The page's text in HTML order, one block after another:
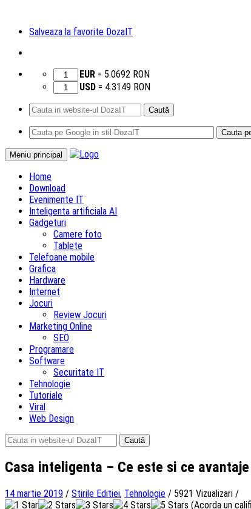
Salveaza la favorite DozaIT
EUR = 5.0692 RON
USD = 4.3149 RON
Caută
după:
Meniu principal
Sari
Home
Download
Evenimente IT
Inteligenta artificiala AI
Gadgeturi
Camere foto
Tablete
Telefoane mobile
Grafica
Hardware
Internet
Jocuri
Review Jocuri
Marketing Online
SEO
Programare
Software
Securitate IT
Tehnologie
Tutoriale
Viral
Web Design
Caută
după:
Casa inteligenta – Ce este si ce
14 martie 2019 / Stirile Editiei, Tehnologie / 5921 Vizualizari /
(Acorda un